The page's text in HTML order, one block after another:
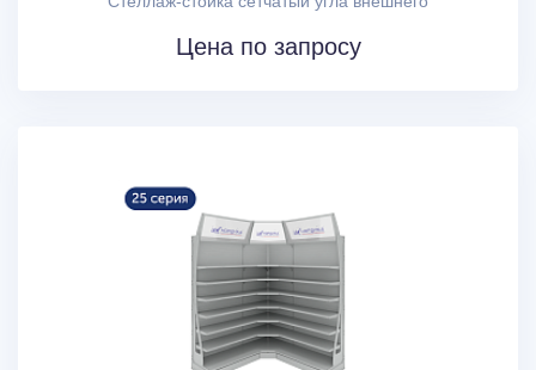
Цена по запросу